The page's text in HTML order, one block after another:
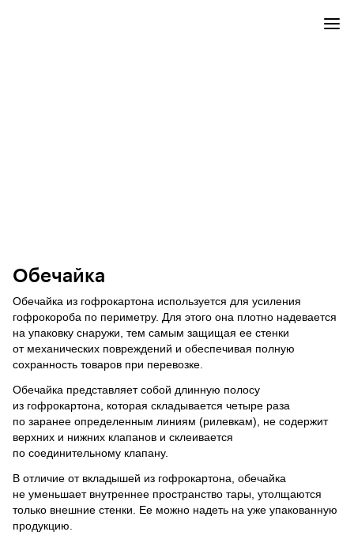
Обечайка
Обечайка из гофрокартона используется для усиления
гофрокороба по периметру. Для этого она плотно надевается
на упаковку снаружи, тем самым защищая ее стенки
от механических повреждений и обеспечивая полную
сохранность товаров при перевозке.
Обечайка представляет собой длинную полосу
из гофрокартона, которая складывается четыре раза
по заранее определенным линиям (рилевкам), не содержит
верхних и нижних клапанов и склеивается
по соединительному клапану.
В отличие от вкладышей из гофрокартона, обечайка
не уменьшает внутреннее пространство тары, утолщаются
только внешние стенки. Ее можно надеть на уже упакованную
продукцию.